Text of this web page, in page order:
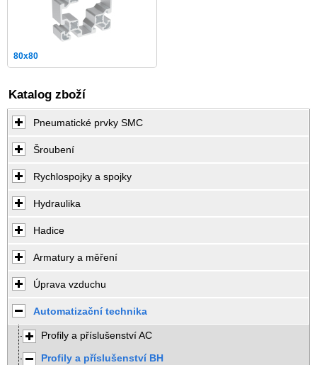
80x80
Katalog zboží
Pneumatické prvky SMC
Šroubení
Rychlospojky a spojky
Hydraulika
Hadice
Armatury a měření
Úprava vzduchu
Automatizační technika
Profily a příslušenství AC
Profily a příslušenství BH